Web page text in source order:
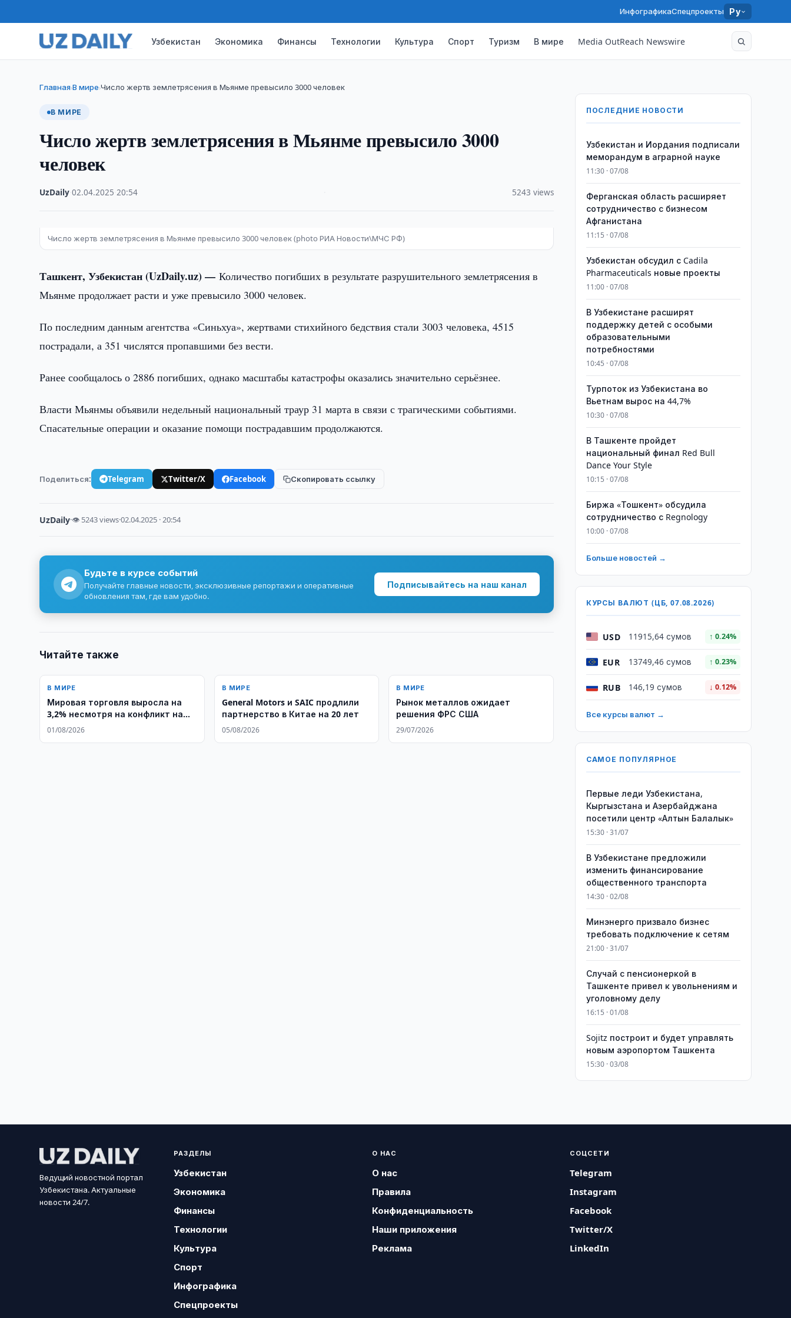
ИнфографикаСпецпроекты Ру
Узбекистан Экономика Финансы Технологии Культура Спорт Туризм В мире Media OutReach Newswire
Главная›В мире›Число жертв землетрясения в Мьянме превысило 3000 человек
В МИРЕ
Число жертв землетрясения в Мьянме превысило 3000
человек
UzDaily ·02.04.2025 ·20:54 5243 views
Число жертв землетрясения в Мьянме превысило 3000 человек (photo РИА Новости\МЧС РФ)
Ташкент, Узбекистан (UzDaily.uz) —Количество погибших в результате разрушительного землетрясения в
Мьянме продолжает расти и уже превысило 3000 человек.
По последним данным агентства «Синьхуа», жертвами стихийного бедствия стали 3003 человека, 4515
пострадали, а 351 числятся пропавшими без вести.
Ранее сообщалось о 2886 погибших, однако масштабы катастрофы оказались значительно серьёзнее.
Власти Мьянмы объявили недельный национальный траур 31 марта в связи с трагическими событиями.
Спасательные операции и оказание помощи пострадавшим продолжаются.
Поделиться: Telegram Twitter/X Facebook Скопировать ссылку
UzDaily·👁 5243 views·02.04.2025 · 20:54
Будьте в курсе событий
Получайте главные новости, эксклюзивные репортажи и оперативные
обновления там, где вам удобно.
Подписывайтесь на наш канал
Читайте также
В МИРЕ
Мировая торговля выросла на
3,2% несмотря на конфликт на
Ближнем Востоке
01/08/2026
В МИРЕ
General Motors и SAIC продлили
партнерство в Китае на 20 лет
05/08/2026
В МИРЕ
Рынок металлов ожидает
решения ФРС США
29/07/2026
ПОСЛЕДНИЕ НОВОСТИ
Узбекистан и Иордания подписали
меморандум в аграрной науке
11:30 · 07/08
Ферганская область расширяет
сотрудничество с бизнесом
Афганистана
11:15 · 07/08
Узбекистан обсудил с Cadila
Pharmaceuticals новые проекты
11:00 · 07/08
В Узбекистане расширят
поддержку детей с особыми
образовательными
потребностями
10:45 · 07/08
Турпоток из Узбекистана во
Вьетнам вырос на 44,7%
10:30 · 07/08
В Ташкенте пройдет
национальный финал Red Bull
Dance Your Style
10:15 · 07/08
Биржа «Тошкент» обсудила
сотрудничество с Regnology
10:00 · 07/08
Больше новостей →
КУРСЫ ВАЛЮТ (ЦБ, 07.08.2026)
USD 11915,64 сумов ↑ 0.24%
EUR 13749,46 сумов ↑ 0.23%
RUB 146,19 сумов ↓ 0.12%
Все курсы валют →
САМОЕ ПОПУЛЯРНОЕ
Первые леди Узбекистана,
Кыргызстана и Азербайджана
посетили центр «Алтын Балалык»
15:30 · 31/07
В Узбекистане предложили
изменить финансирование
общественного транспорта
14:30 · 02/08
Минэнерго призвало бизнес
требовать подключение к сетям
21:00 · 31/07
Случай с пенсионеркой в
Ташкенте привел к увольнениям и
уголовному делу
16:15 · 01/08
Sojitz построит и будет управлять
новым аэропортом Ташкента
15:30 · 03/08
Ведущий новостной портал
Узбекистана. Актуальные
новости 24/7.
РАЗДЕЛЫ
Узбекистан
Экономика
Финансы
Технологии
Культура
Спорт
Инфографика
Спецпроекты
О НАС
О нас
Правила
Конфиденциальность
Наши приложения
Реклама
СОЦСЕТИ
Telegram
Instagram
Facebook
Twitter/X
LinkedIn